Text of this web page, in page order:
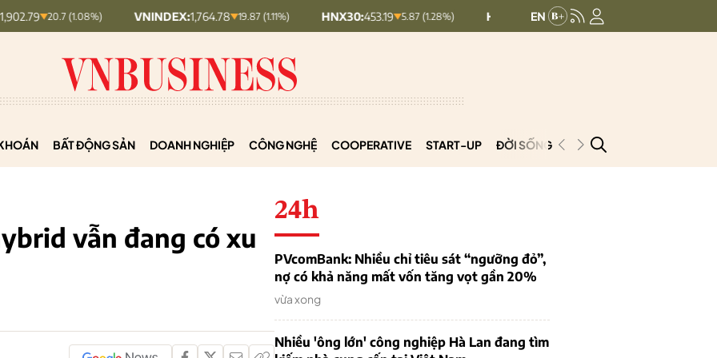
20.7 (1.08%) VNINDEX: 1,764.78 19.87 (1.11%) HNX30: 453.19 5.87 (1.28%) HNXINDEX: 8.56 (2.84%)
BẤT ĐỘNG SẢN DOANH NGHIỆP CÔNG NGHỆ COOPERATIVE START-UP ĐỜI SỐNG PODCAST
vẫn đang có xu
24h
PVcomBank: Nhiều chỉ tiêu sát “ngưỡng đỏ”,
nợ có khả năng mất vốn tăng vọt gần 20%
vừa xong
Nhiều 'ông lớn' công nghiệp Hà Lan đang tìm